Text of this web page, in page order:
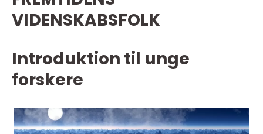
VIDENSKABSFOLK
Introduktion til unge
forskere